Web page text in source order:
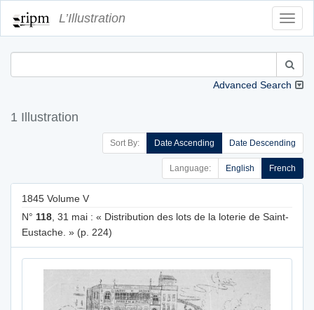
L’Illustration
Advanced Search
1 Illustration
Sort By: Date Ascending Date Descending
Language: English French
1845 Volume V
N° 118 , 31 mai : « Distribution des lots de la loterie de Saint-
Eustache. » (p. 224)